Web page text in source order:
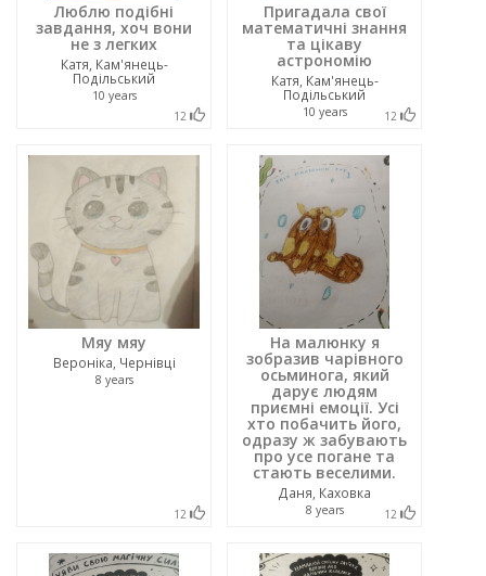
Люблю подібні
завдання, хоч вони
не з легких
Катя, Кам'янець-
Подільський
10 years
12
Пригадала свої
математичні знання
та цікаву
астрономію
Катя, Кам'янець-
Подільський
10 years 12
Мяу мяу
Вероніка, Чернівці
8 years
12
На малюнку я
зобразив чарівного
осьминога, який
дарує людям
приємні емоції. Усі
хто побачить його,
одразу ж забувають
про усе погане та
стають веселими.
Даня, Каховка
8 years 12